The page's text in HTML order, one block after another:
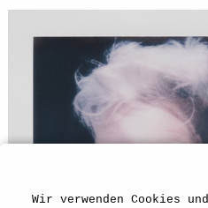
Wir verwenden Cookies und